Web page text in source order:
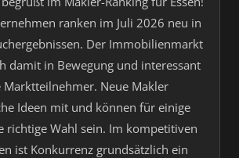
ranken im Juli 2026 neu in
Der Immobilienmarkt
damit in Bewegung und interessant
Marktteilnehmer. Neue Makler
Ideen mit und können für einige
richtige Wahl sein. Im kompetitiven
ist Konkurrenz grundsätzlich ein